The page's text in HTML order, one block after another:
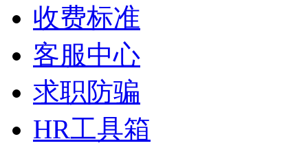
收费标准
客服中心
求职防骗
HR工具箱